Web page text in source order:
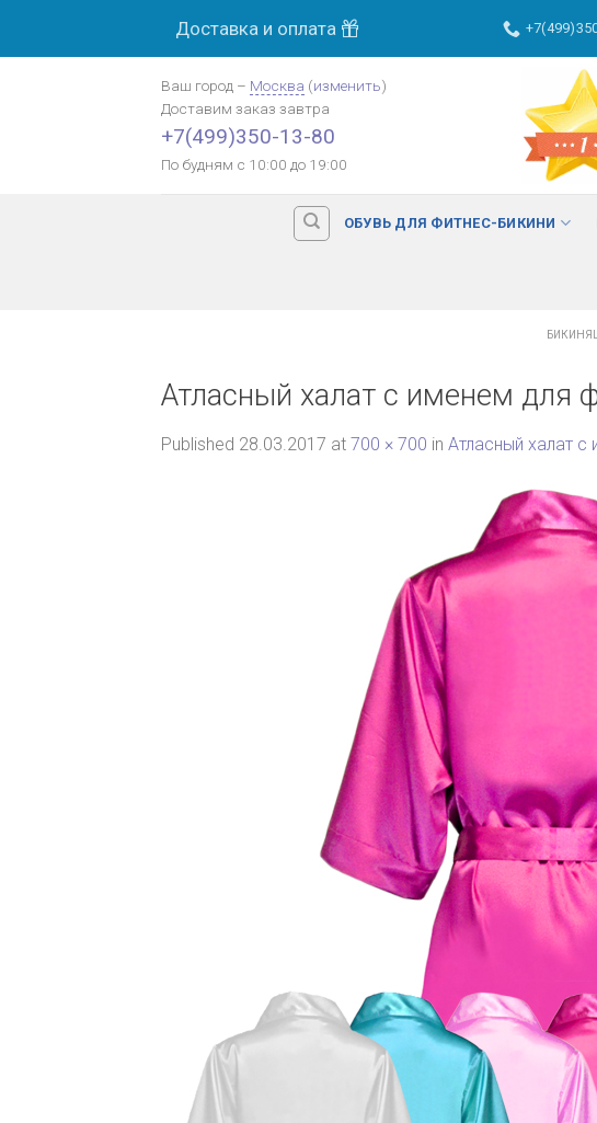
Доставка и оплата
Ваш город – Москва (изменить)
Доставим заказ завтра
+7(499)350-13-80
По будням с 10:00 до 19:00
ОБУВЬ ДЛЯ ФИТНЕС-БИКИНИ
Атласный халат с именем для
Published 28.03.2017 at 700 × 700 in Атласный халат с